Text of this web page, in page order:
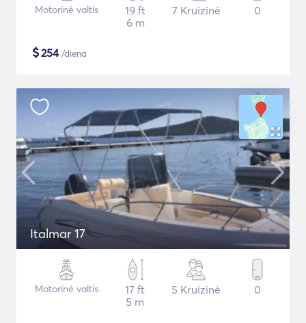
Motorinė valtis
19 ft
6 m
7 Kruizinė 0
$254/diena
Italmar 17
Motorinė valtis
17 ft
5 m
5 Kruizinė 0